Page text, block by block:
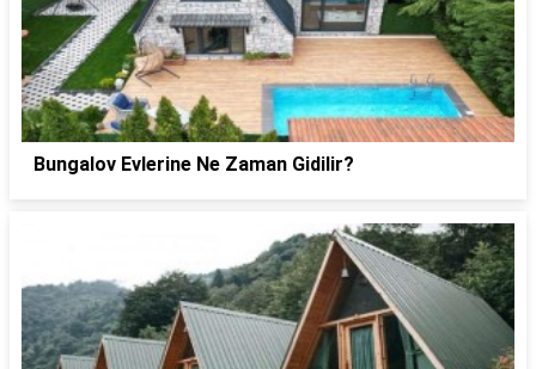
Bungalov Evlerine Ne Zaman Gidilir?